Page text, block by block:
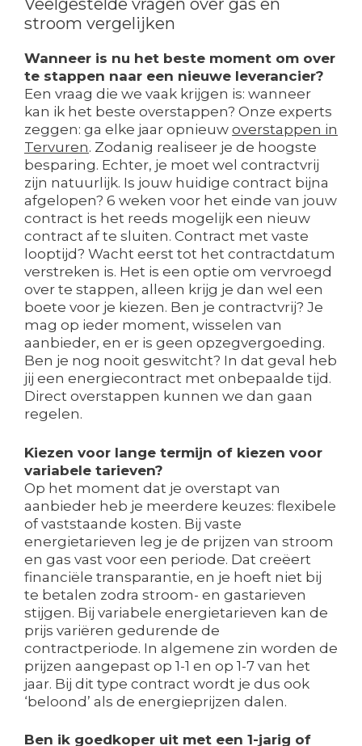
Veelgestelde vragen over gas en
stroom vergelijken
Wanneer is nu het beste moment om over
te stappen naar een nieuwe leverancier?
Een vraag die we vaak krijgen is: wanneer
kan ik het beste overstappen? Onze experts
zeggen: ga elke jaar opnieuw overstappen in
Tervuren. Zodanig realiseer je de hoogste
besparing. Echter, je moet wel contractvrij
zijn natuurlijk. Is jouw huidige contract bijna
afgelopen? 6 weken voor het einde van jouw
contract is het reeds mogelijk een nieuw
contract af te sluiten. Contract met vaste
looptijd? Wacht eerst tot het contractdatum
verstreken is. Het is een optie om vervroegd
over te stappen, alleen krijg je dan wel een
boete voor je kiezen. Ben je contractvrij? Je
mag op ieder moment, wisselen van
aanbieder, en er is geen opzegvergoeding.
Ben je nog nooit geswitcht? In dat geval heb
jij een energiecontract met onbepaalde tijd.
Direct overstappen kunnen we dan gaan
regelen.
Kiezen voor lange termijn of kiezen voor
variabele tarieven?
Op het moment dat je overstapt van
aanbieder heb je meerdere keuzes: flexibele
of vaststaande kosten. Bij vaste
energietarieven leg je de prijzen van stroom
en gas vast voor een periode. Dat creëert
financiële transparantie, en je hoeft niet bij
te betalen zodra stroom- en gastarieven
stijgen. Bij variabele energietarieven kan de
prijs variëren gedurende de
contractperiode. In algemene zin worden de
prijzen aangepast op 1-1 en op 1-7 van het
jaar. Bij dit type contract wordt je dus ook
‘beloond’ als de energieprijzen dalen.
Ben ik goedkoper uit met een 1-jarig of